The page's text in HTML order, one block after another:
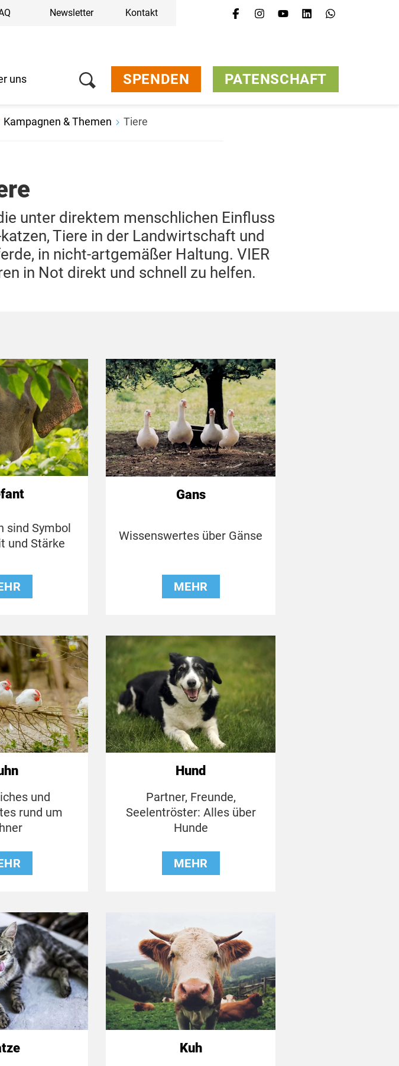
Newsletter Kontakt
uns SPENDEN PATENSCHAFT
Kampagnen & Themen Tiere
unter direktem menschlichen Einfluss
Tiere in der Landwirtschaft und
in nicht-artgemäßer Haltung. VIER
in Not direkt und schnell zu helfen.
sind Symbol
und Stärke
Gans
Wissenswertes über Gänse
MEHR
und
rund um
Hund
Partner, Freunde,
Seelentröster: Alles über
Hunde
MEHR
Kuh